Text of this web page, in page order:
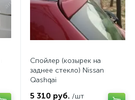
Спойлер (козырек на
заднее стекло) Nissan
Qashqai
5 310 руб. /шт